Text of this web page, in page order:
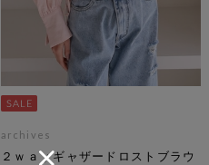
archives
２ｗａｙギャザードロストブラウ